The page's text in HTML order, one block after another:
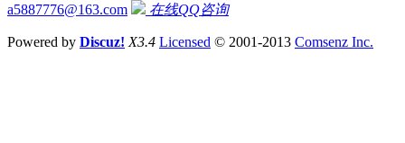
a5887776@163.com 在线QQ咨询
Powered by Discuz! X3.4 Licensed © 2001-2013 Comsenz Inc.